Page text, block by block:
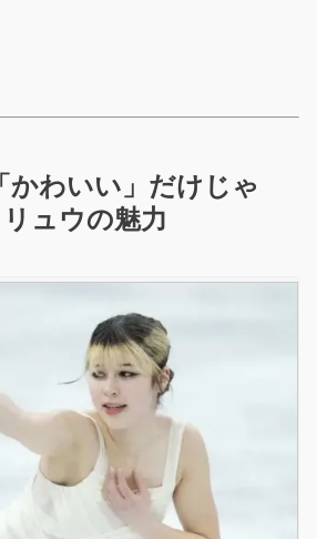
かわいい」だけじゃ
ュウの魅力